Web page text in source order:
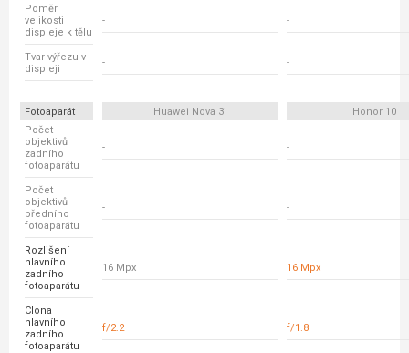
Poměr
velikosti
displeje k tělu
- -
Tvar výřezu v
displeji
- -
Fotoaparát Huawei Nova 3i
Honor 10
Počet
objektivů
zadního
fotoaparátu
- -
Počet
objektivů
předního
fotoaparátu
- -
Rozlišení
hlavního
zadního
fotoaparátu
16 Mpx 16 Mpx
Clona
hlavního
zadního
fotoaparátu
f/2.2 f/1.8